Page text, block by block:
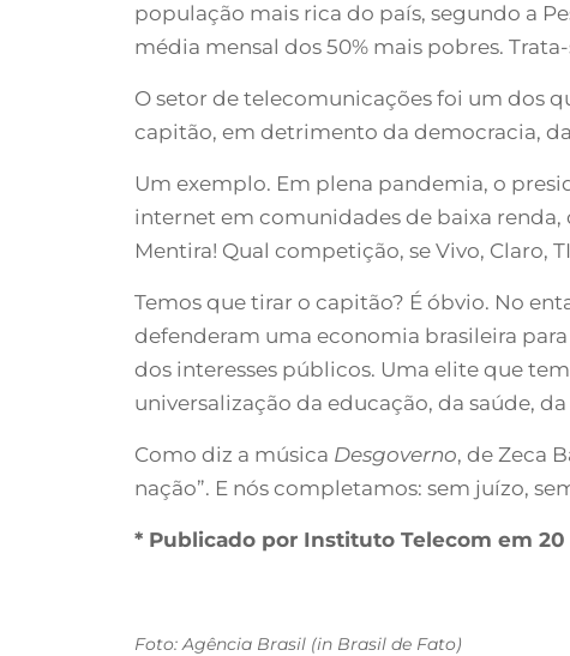
população mais rica do país, segundo a
média mensal dos 50% mais pobres.
O setor de telecomunicações foi um dos
capitão, em detrimento da democracia,
Um exemplo. Em plena pandemia, o
internet em comunidades de baixa renda,
Mentira! Qual competição, se Vivo, Claro,
Temos que tirar o capitão? É óbvio. No
defenderam uma economia brasileira
dos interesses públicos. Uma elite que
universalização da educação, da saúde,
Como diz a música Desgoverno, de Zeca
nação”. E nós completamos: sem juízo,
* Publicado por Instituto Telecom em 20
Foto: Agência Brasil (in Brasil de Fato)